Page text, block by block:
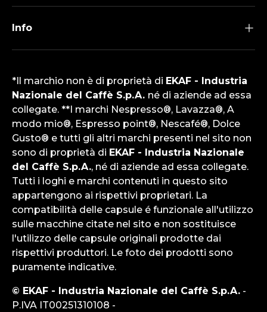
Info
*Il marchio non è di proprietà di EKAF - Industria
Nazionale del Caffè S.p.A. né di aziende ad essa
collegate. **I marchi Nespresso®, Lavazza®, A
modo mio®, Espresso point®, Nescafé®, Dolce
Gusto® e tutti gli altri marchi presenti nel sito non
sono di proprietà di EKAF - Industria Nazionale
del Caffè S.p.A., né di aziende ad essa collegate.
Tutti i loghi e marchi contenuti in questo sito
appartengono ai rispettivi proprietari. La
compatibilità delle capsule é funzionale all'utilizzo
sulle macchine citate nel sito e non sostituisce
l'utilizzo delle capsule originali prodotte dai
rispettivi produttori. Le foto dei prodotti sono
puramente indicative.
© EKAF - Industria Nazionale del Caffè S.p.A. -
P.IVA IT00251310108 -